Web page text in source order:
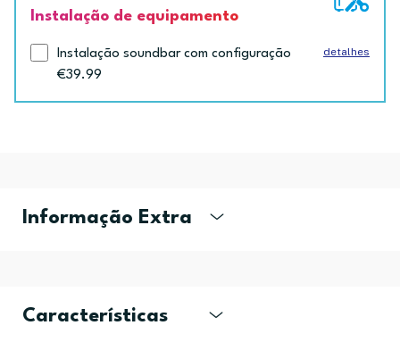
Instalação de equipamento
Instalação soundbar com configuração
€39.99
detalhes
Informação Extra
Características